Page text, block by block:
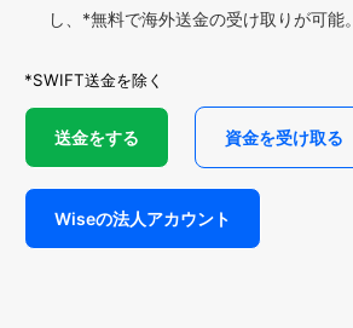
し、*無料で海外送金の受け取りが可能。
*SWIFT送金を除く
送金をする 資金を受け取る
Wiseの法人アカウント